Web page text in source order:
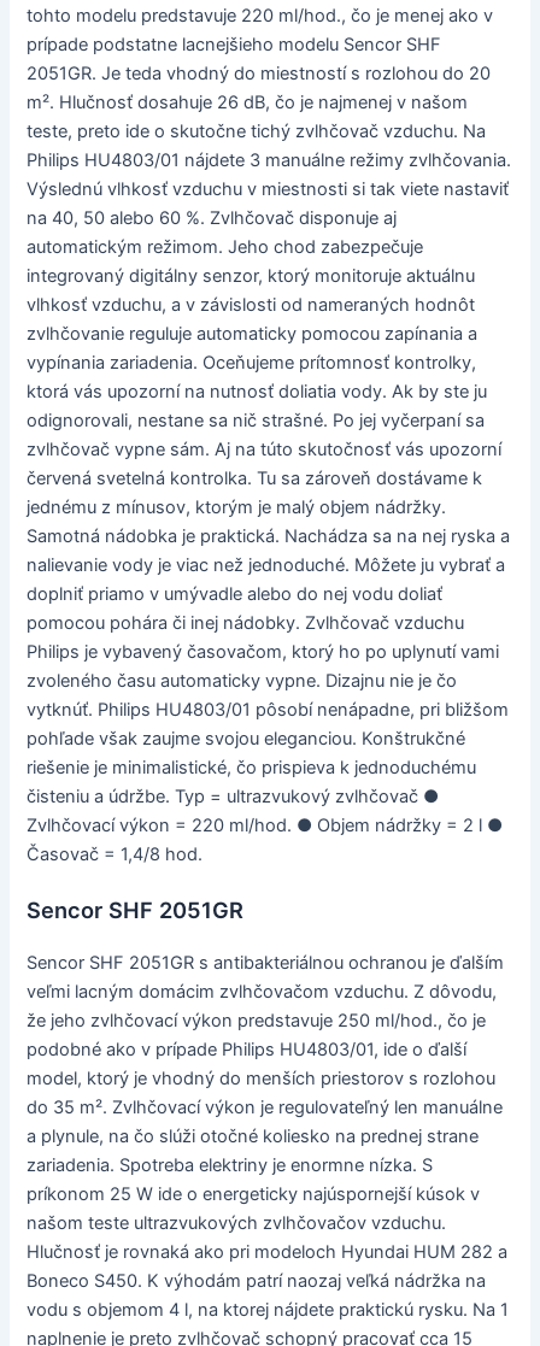
tohto modelu predstavuje 220 ml/hod., čo je menej ako v
prípade podstatne lacnejšieho modelu Sencor SHF
2051GR. Je teda vhodný do miestností s rozlohou do 20
m². Hlučnosť dosahuje 26 dB, čo je najmenej v našom
teste, preto ide o skutočne tichý zvlhčovač vzduchu. Na
Philips HU4803/01 nájdete 3 manuálne režimy zvlhčovania.
Výslednú vlhkosť vzduchu v miestnosti si tak viete nastaviť
na 40, 50 alebo 60 %. Zvlhčovač disponuje aj
automatickým režimom. Jeho chod zabezpečuje
integrovaný digitálny senzor, ktorý monitoruje aktuálnu
vlhkosť vzduchu, a v závislosti od nameraných hodnôt
zvlhčovanie reguluje automaticky pomocou zapínania a
vypínania zariadenia. Oceňujeme prítomnosť kontrolky,
ktorá vás upozorní na nutnosť doliatia vody. Ak by ste ju
odignorovali, nestane sa nič strašné. Po jej vyčerpaní sa
zvlhčovač vypne sám. Aj na túto skutočnosť vás upozorní
červená svetelná kontrolka. Tu sa zároveň dostávame k
jednému z mínusov, ktorým je malý objem nádržky.
Samotná nádobka je praktická. Nachádza sa na nej ryska a
nalievanie vody je viac než jednoduché. Môžete ju vybrať a
doplniť priamo v umývadle alebo do nej vodu doliať
pomocou pohára či inej nádobky. Zvlhčovač vzduchu
Philips je vybavený časovačom, ktorý ho po uplynutí vami
zvoleného času automaticky vypne. Dizajnu nie je čo
vytknúť. Philips HU4803/01 pôsobí nenápadne, pri bližšom
pohľade však zaujme svojou eleganciou. Konštrukčné
riešenie je minimalistické, čo prispieva k jednoduchému
čisteniu a údržbe. Typ = ultrazvukový zvlhčovač ●
Zvlhčovací výkon = 220 ml/hod. ● Objem nádržky = 2 l ●
Časovač = 1,4/8 hod.
Sencor SHF 2051GR
Sencor SHF 2051GR s antibakteriálnou ochranou je ďalším
veľmi lacným domácim zvlhčovačom vzduchu. Z dôvodu,
že jeho zvlhčovací výkon predstavuje 250 ml/hod., čo je
podobné ako v prípade Philips HU4803/01, ide o ďalší
model, ktorý je vhodný do menších priestorov s rozlohou
do 35 m². Zvlhčovací výkon je regulovateľný len manuálne
a plynule, na čo slúži otočné koliesko na prednej strane
zariadenia. Spotreba elektriny je enormne nízka. S
príkonom 25 W ide o energeticky najúspornejší kúsok v
našom teste ultrazvukových zvlhčovačov vzduchu.
Hlučnosť je rovnaká ako pri modeloch Hyundai HUM 282 a
Boneco S450. K výhodám patrí naozaj veľká nádržka na
vodu s objemom 4 l, na ktorej nájdete praktickú rysku. Na 1
naplnenie je preto zvlhčovač schopný pracovať cca 15